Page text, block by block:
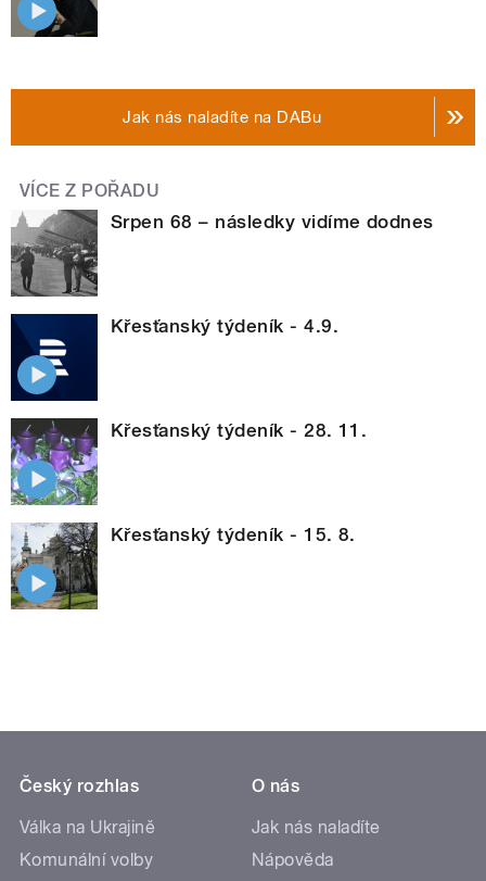
Jak nás naladíte na DABu
VÍCE Z POŘADU
Srpen 68 – následky vidíme dodnes
Křesťanský týdeník - 4.9.
Křesťanský týdeník - 28. 11.
Křesťanský týdeník - 15. 8.
Český rozhlas
Válka na Ukrajině
Komunální volby
O nás
Jak nás naladíte
Nápověda